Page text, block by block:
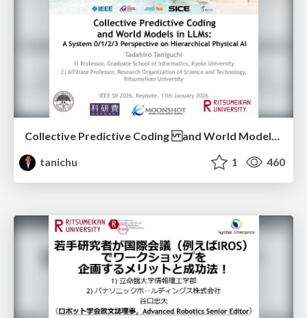
Collective Predictive Coding and World Models in LLMs: A System 0/1/2/3 Perspective on Hierarchical Physical AI (IEEE SII 2026 Plenary Talk)
tanichu
1 460